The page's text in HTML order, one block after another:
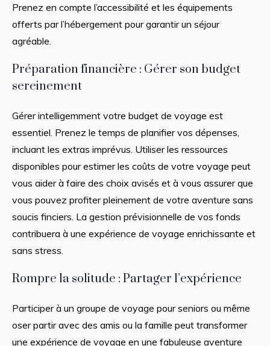
Prenez en compte l’accessibilité et les équipements
offerts par l’hébergement pour garantir un séjour
agréable.
Préparation financière : Gérer son budget
sereinement
Gérer intelligemment votre budget de voyage est
essentiel. Prenez le temps de planifier vos dépenses,
incluant les extras imprévus. Utiliser les ressources
disponibles pour estimer les coûts de votre voyage peut
vous aider à faire des choix avisés et à vous assurer que
vous pouvez profiter pleinement de votre aventure sans
soucis finciers. La gestion prévisionnelle de vos fonds
contribuera à une expérience de voyage enrichissante et
sans stress.
Rompre la solitude : Partager l’expérience
Participer à un groupe de voyage pour seniors ou même
oser partir avec des amis ou la famille peut transformer
une expérience de voyage en une fabuleuse aventure